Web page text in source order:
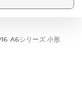
A6シリーズ 小形